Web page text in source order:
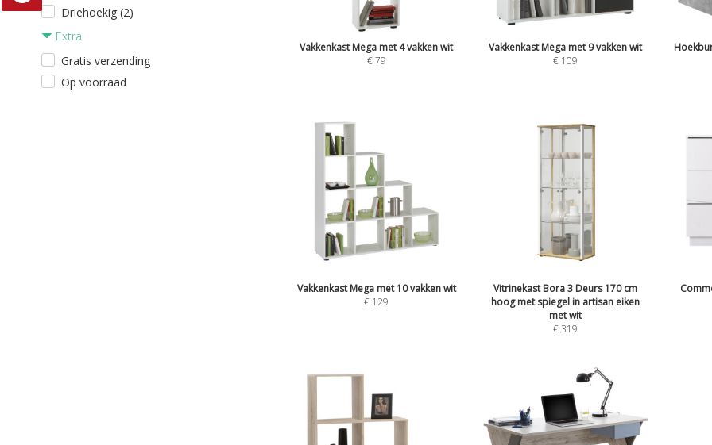
Driehoekig (2)
Extra
Gratis verzending
Op voorraad
Vakkenkast Mega met 4 vakken wit
€79
Vakkenkast Mega met 9 vakken wit
€ 109
Vakkenkast Mega met 10 vakken wit
€ 129
Vitrinekast Bora 3 Deurs 170 cm
hoog met spiegel in artisan eiken
met wit
€319